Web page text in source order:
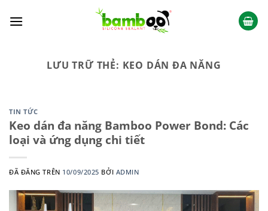
đến
LƯU TRỮ THẺ: KEO DÁN ĐA NĂNG
TIN TỨC
Keo dán đa năng Bamboo Power Bond: Các
loại và ứng dụng chi tiết
ĐÃ ĐĂNG TRÊN 10/09/2025 BỞI ADMIN